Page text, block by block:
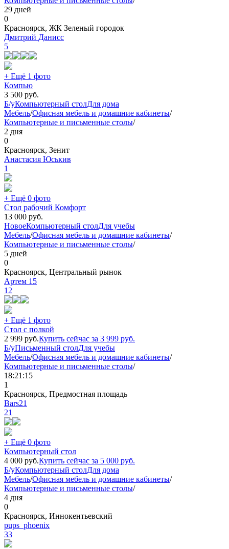
29 дней
0
Красноярск, ЖК Зеленый городок
Дмитрий Данисс
5
+ Ещё 1 фото
Компью
3 500 руб.
Б/уКомпьютерный столДля дома
Мебель/Офисная мебель и домашние кабинеты/
Компьютерные и письменные столы/
2 дня
0
Красноярск, Зенит
Анастасия Юськив
1
+ Ещё 0 фото
Стол рабочий Комфорт
13 000 руб.
НовоеКомпьютерный столДля учебы
Мебель/Офисная мебель и домашние кабинеты/
Компьютерные и письменные столы/
5 дней
0
Красноярск, Центральный рынок
Артем 15
12
+ Ещё 1 фото
Стол с полкой
2 999 руб.Купить сейчас за 3 999 руб.
Б/уПисьменный столДля учебы
Мебель/Офисная мебель и домашние кабинеты/
Компьютерные и письменные столы/
18:21:15
1
Красноярск, Предмостная площадь
Bars21
21
+ Ещё 0 фото
Компьютерный стол
4 000 руб.Купить сейчас за 5 000 руб.
Б/уКомпьютерный столДля дома
Мебель/Офисная мебель и домашние кабинеты/
Компьютерные и письменные столы/
4 дня
0
Красноярск, Иннокентьевский
pups_phoenix
33